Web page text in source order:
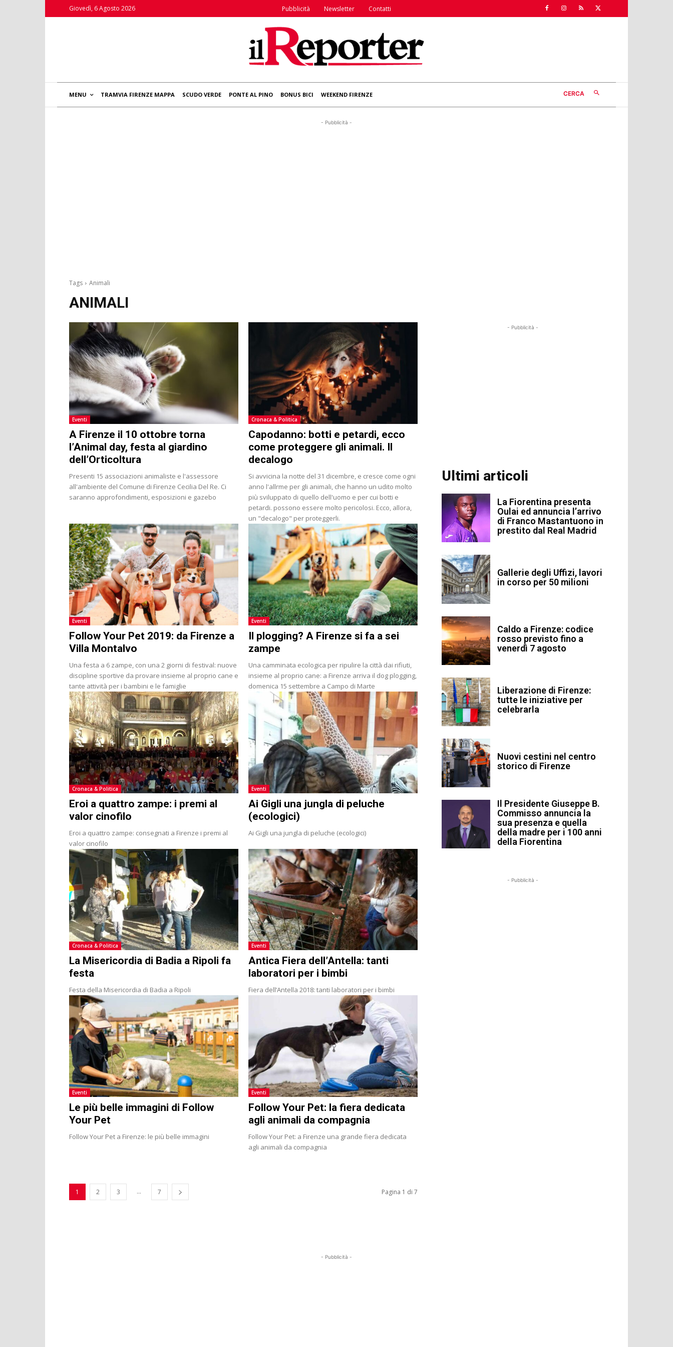
Giovedì, 6 Agosto 2026 Pubblicità Newsletter Contatti
MENU TRAMVIA FIRENZE MAPPA SCUDO VERDE PONTE AL PINO BONUS BICI WEEKEND FIRENZE CERCA
- Pubblicità -
Tags Animali
ANIMALI
Eventi
A Firenze il 10 ottobre torna
l’Animal day, festa al giardino
dell’Orticoltura
Presenti 15 associazioni animaliste e l'assessore
all'ambiente del Comune di Firenze Cecilia Del Re. Ci
saranno approfondimenti, esposizioni e gazebo
Cronaca & Politica
Capodanno: botti e petardi, ecco
come proteggere gli animali. Il
decalogo
Si avvicina la notte del 31 dicembre, e cresce come ogni
anno l'allrme per gli animali, che hanno un udito molto
più sviluppato di quello dell'uomo e per cui botti e
petardi. possono essere molto pericolosi. Ecco, allora,
un "decalogo" per proteggerli.
Eventi
Follow Your Pet 2019: da Firenze a
Villa Montalvo
Una festa a 6 zampe, con una 2 giorni di festival: nuove
discipline sportive da provare insieme al proprio cane e
tante attività per i bambini e le famiglie
Eventi
Il plogging? A Firenze si fa a sei
zampe
Una camminata ecologica per ripulire la città dai rifiuti,
insieme al proprio cane: a Firenze arriva il dog plogging,
domenica 15 settembre a Campo di Marte
Cronaca & Politica
Eroi a quattro zampe: i premi al
valor cinofilo
Eroi a quattro zampe: consegnati a Firenze i premi al
valor cinofilo
Eventi
Ai Gigli una jungla di peluche
(ecologici)
Ai Gigli una jungla di peluche (ecologici)
Cronaca & Politica
La Misericordia di Badia a Ripoli fa
festa
Festa della Misericordia di Badia a Ripoli
Eventi
Antica Fiera dell’Antella: tanti
laboratori per i bimbi
Fiera dell’Antella 2018: tanti laboratori per i bimbi
Eventi
Le più belle immagini di Follow
Your Pet
Follow Your Pet a Firenze: le più belle immagini
Eventi
Follow Your Pet: la fiera dedicata
agli animali da compagnia
Follow Your Pet: a Firenze una grande fiera dedicata
agli animali da compagnia
1 2 3 ... 7 Pagina 1 di 7
- Pubblicità -
Ultimi articoli
La Fiorentina presenta
Oulai ed annuncia l’arrivo
di Franco Mastantuono in
prestito dal Real Madrid
Gallerie degli Uffizi, lavori
in corso per 50 milioni
Caldo a Firenze: codice
rosso previsto fino a
venerdì 7 agosto
Liberazione di Firenze:
tutte le iniziative per
celebrarla
Nuovi cestini nel centro
storico di Firenze
Il Presidente Giuseppe B.
Commisso annuncia la
sua presenza e quella
della madre per i 100 anni
della Fiorentina
- Pubblicità -
- Pubblicità -